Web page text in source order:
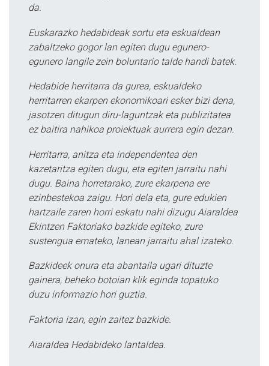
da.
Euskarazko hedabideak sortu eta eskualdean
zabaltzeko gogor lan egiten dugu egunero-
egunero langile zein boluntario talde handi batek.
Hedabide herritarra da gurea, eskualdeko
herritarren ekarpen ekonomikoari esker bizi dena,
jasotzen ditugun diru-laguntzak eta publizitatea
ez baitira nahikoa proiektuak aurrera egin dezan.
Herritarra, anitza eta independentea den
kazetaritza egiten dugu, eta egiten jarraitu nahi
dugu. Baina horretarako, zure ekarpena ere
ezinbestekoa zaigu. Hori dela eta, gure edukien
hartzaile zaren horri eskatu nahi dizugu Aiaraldea
Ekintzen Faktoriako bazkide egiteko, zure
sustengua emateko, lanean jarraitu ahal izateko.
Bazkideek onura eta abantaila ugari dituzte
gainera, beheko botoian klik eginda topatuko
duzu informazio hori guztia.
Faktoria izan, egin zaitez bazkide.
Aiaraldea Hedabideko lantaldea.